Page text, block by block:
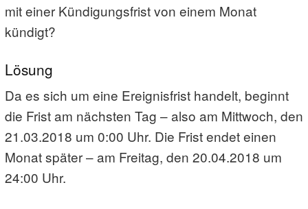
mit einer Kündigungsfrist von einem Monat
kündigt?
Lösung
Da es sich um eine Ereignisfrist handelt, beginnt
die Frist am nächsten Tag – also am Mittwoch, den
21.03.2018 um 0:00 Uhr. Die Frist endet einen
Monat später – am Freitag, den 20.04.2018 um
24:00 Uhr.